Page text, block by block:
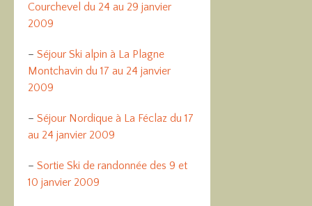
Courchevel du 24 au 29 janvier
2009
– Séjour Ski alpin à La Plagne
Montchavin du 17 au 24 janvier
2009
– Séjour Nordique à La Féclaz du 17
au 24 janvier 2009
– Sortie Ski de randonnée des 9 et
10 janvier 2009